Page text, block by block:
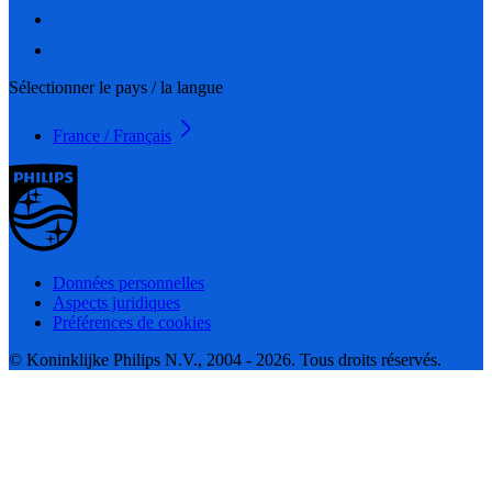
Sélectionner le pays / la langue
France / Français
Données personnelles
Aspects juridiques
Préférences de cookies
© Koninklijke Philips N.V., 2004 - 2026. Tous droits réservés.